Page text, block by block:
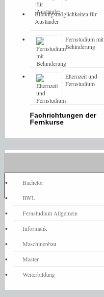
Bildungsmöglichkeiten für
Ausländer
Fernstudium mit
Behinderung
Elternzeit und
Fernstudium
Fachrichtungen der
Fernkurse
Bachelor
BWL
Fernstudium Allgemein
Informatik
Maschinenbau
Master
Weiterbildung